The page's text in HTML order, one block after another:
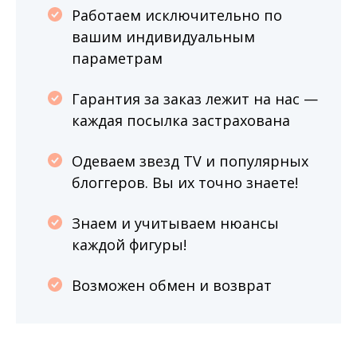
Работаем исключительно по
вашим индивидуальным
параметрам
Гарантия за заказ лежит на нас —
каждая посылка застрахована
Одеваем звезд TV и популярных
блоггеров. Вы их точно знаете!
Знаем и учитываем нюансы
каждой фигуры!
Возможен обмен и возврат